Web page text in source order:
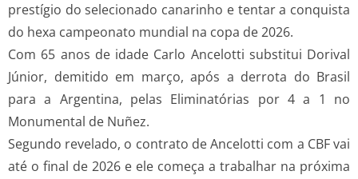
prestígio do selecionado canarinho e tentar a conquista
do hexa campeonato mundial na copa de 2026.
Com 65 anos de idade Carlo Ancelotti substitui Dorival
Júnior, demitido em março, após a derrota do Brasil
para a Argentina, pelas Eliminatórias por 4 a 1 no
Monumental de Nuñez.
Segundo revelado, o contrato de Ancelotti com a CBF vai
até o final de 2026 e ele começa a trabalhar na próxima